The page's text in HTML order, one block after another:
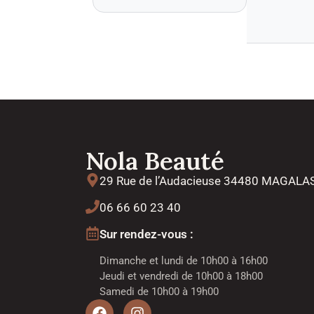
Nola Beauté
29 Rue de l’Audacieuse 34480
06 66 60 23 40
Sur rendez-vous :
Dimanche et lundi de 10h00 à 16h00
Jeudi et vendredi de 10h00 à 18h00
Samedi de 10h00 à 19h00